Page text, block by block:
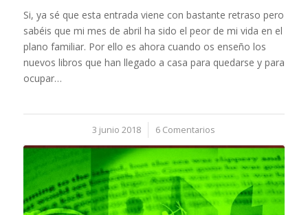
Si, ya sé que esta entrada viene con bastante retraso pero
sabéis que mi mes de abril ha sido el peor de mi vida en el
plano familiar. Por ello es ahora cuando os enseño los
nuevos libros que han llegado a casa para quedarse y para
ocupar…
3 junio 2018
/ 6 Comentarios